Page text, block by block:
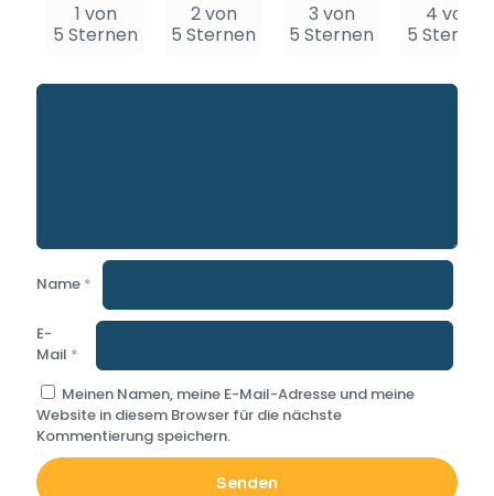
1 von
5 Sternen
2 von
5 Sternen
3 von
5 Sternen
4 von
5 Sternen
Name *
E-
Mail *
Meinen Namen, meine E-Mail-Adresse und meine
Website in diesem Browser für die nächste
Kommentierung speichern.